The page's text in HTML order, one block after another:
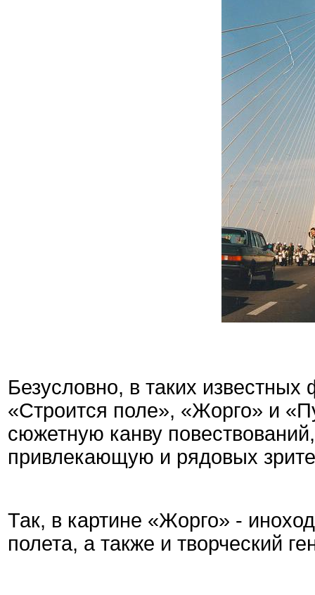
Безусловно, в таких
«Строится поле», «Жорго» и
сюжетную канву
привлекающую и рядовых
Так, в картине «Жорго» -
полета, а также и творческий